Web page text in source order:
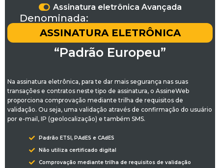
Assinatura eletrônica Avançada
Denominada:
ASSINATURA ELETRÔNICA
“Padrão Europeu”
Na assinatura eletrônica, para te dar mais segurança nas suas
transações e contratos neste tipo de assinatura, o AssineWeb
proporciona comprovação mediante trilha de requisitos de
validação. Ou seja, uma validação através de confirmação do usuário
por e-mail, IP (geolocalização) e também SMS.
Padrão ETSI, PAdES e CAdES
Não utiliza certificado digital
Comprovação mediante trilha de requisitos de validação